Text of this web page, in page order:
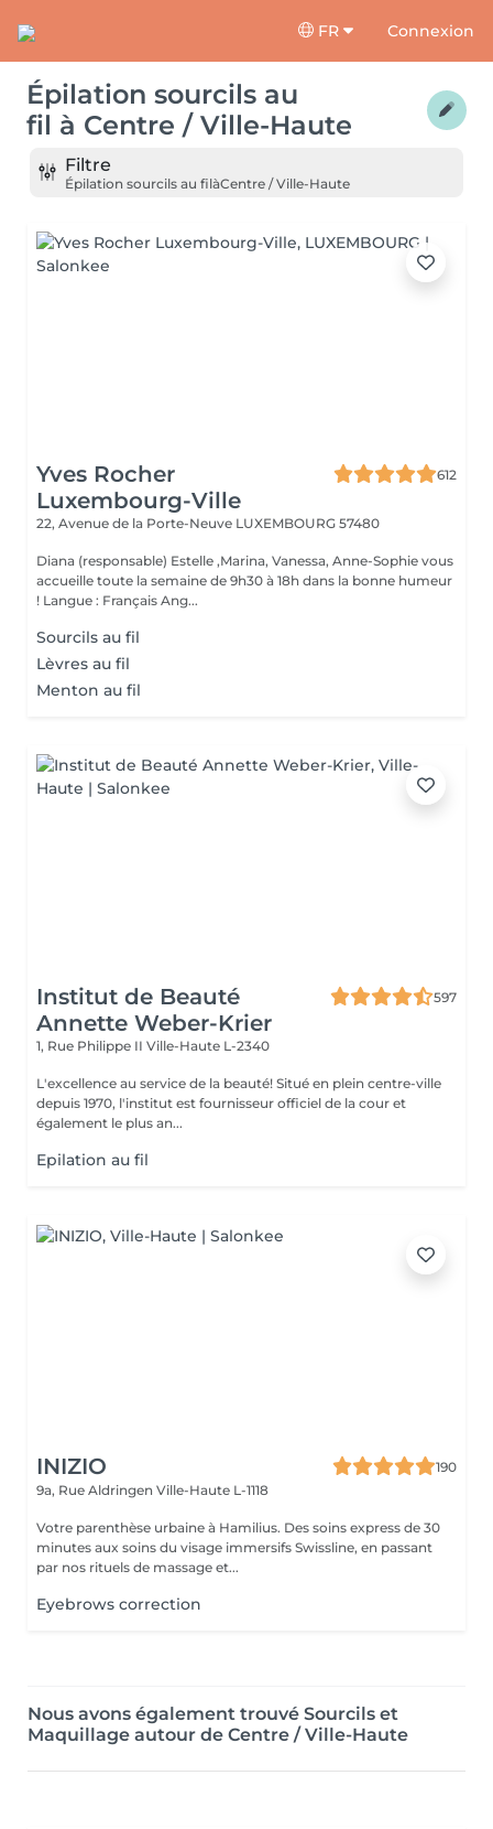
FR Connexion
Épilation sourcils au
fil à Centre / Ville-Haute
Filtre
Épilation sourcils au filàCentre / Ville-Haute
Yves Rocher
Luxembourg-Ville
612
22, Avenue de la Porte-Neuve LUXEMBOURG 57480
Diana (responsable) Estelle ,Marina, Vanessa, Anne-Sophie vous
accueille toute la semaine de 9h30 à 18h dans la bonne humeur
! Langue : Français Ang...
Sourcils au fil
Lèvres au fil
Menton au fil
Institut de Beauté
Annette Weber-Krier
597
1, Rue Philippe II Ville-Haute L-2340
L'excellence au service de la beauté! Situé en plein centre-ville
depuis 1970, l'institut est fournisseur officiel de la cour et
également le plus an...
Epilation au fil
INIZIO
190
9a, Rue Aldringen Ville-Haute L-1118
Votre parenthèse urbaine à Hamilius. Des soins express de 30
minutes aux soins du visage immersifs Swissline, en passant
par nos rituels de massage et...
Eyebrows correction
Nous avons également trouvé Sourcils et
Maquillage autour de Centre / Ville-Haute